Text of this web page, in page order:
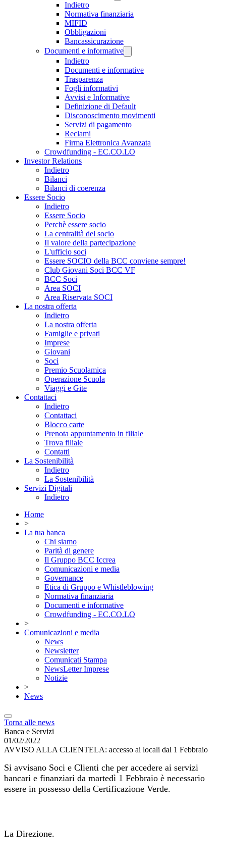
Indietro
Normativa finanziaria
MIFID
Obbligazioni
Bancassicurazione
Documenti e informative
Indietro
Documenti e informative
Trasparenza
Fogli informativi
Avvisi e Informative
Definizione di Default
Disconoscimento movimenti
Servizi di pagamento
Reclami
Firma Elettronica Avanzata
Crowdfunding - EC.CO.LO
Investor Relations
Indietro
Bilanci
Bilanci di coerenza
Essere Socio
Indietro
Essere Socio
Perchè essere socio
La centralità del socio
Il valore della partecipazione
L'ufficio soci
Essere SOCIO della BCC conviene sempre!
Club Giovani Soci BCC VF
BCC Soci
Area SOCI
Area Riservata SOCI
La nostra offerta
Indietro
La nostra offerta
Famiglie e privati
Imprese
Giovani
Soci
Premio Scuolamica
Operazione Scuola
Viaggi e Gite
Contattaci
Indietro
Contattaci
Blocco carte
Prenota appuntamento in filiale
Trova filiale
Contatti
La Sostenibilità
Indietro
La Sostenibilità
Servizi Digitali
Indietro
Home
>
La tua banca
Chi siamo
Parità di genere
Il Gruppo BCC Iccrea
Comunicazioni e media
Governance
Etica di Gruppo e Whistleblowing
Normativa finanziaria
Documenti e informative
Crowdfunding - EC.CO.LO
>
Comunicazioni e media
News
Newsletter
Comunicati Stampa
NewsLetter Imprese
Notizie
>
News
Torna alle news
Banca e Servizi
01/02/2022
AVVISO ALLA CLIENTELA: accesso ai locali dal 1 Febbraio
Si avvisano Soci e Clienti che per accedere ai servizi
bancari e finanziari da martedì 1 Febbraio è necessario
essere in possesso della Certificazione Verde.
La Direzione.